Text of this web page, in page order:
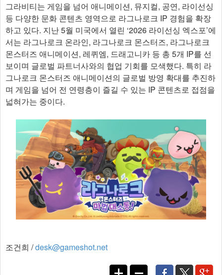
그라비티는 게임을 넘어 애니메이션, 뮤지컬, 공연, 라이선싱
등 다양한 문화 콘텐츠 영역으로 라그나로크 IP 경험을 확장
하고 있다. 지난 5월 미국에서 열린 ‘2026 라이선싱 엑스포’에
서는 라그나로크 온라인, 라그나로크 몬스터즈, 라그나로크
몬스터즈 애니메이션, 레퀴엠, 드래고니카 등 총 5개 IP를 선
보이며 글로벌 파트너사와의 협업 기회를 모색했다. 특히 라
그나로크 몬스터즈 애니메이션의 글로벌 방영 확대를 추진하
며 게임을 넘어 전 연령층이 즐길 수 있는 IP 콘텐츠로 접점을
넓혀가는 중이다.​
조건희 /desk@gameshot.net